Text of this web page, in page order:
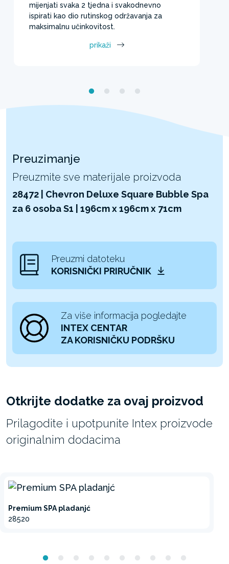
mijenjati svaka 2 tjedna i svakodnevno
ispirati kao dio rutinskog održavanja za
maksimalnu učinkovitost.
prikaži
Preuzimanje
Preuzmite sve materijale proizvoda
28472 | Chevron Deluxe Square Bubble Spa
za 6 osoba S1 | 196cm x 196cm x 71cm
Preuzmi datoteku
KORISNIČKI PRIRUČNIK
Za više informacija pogledajte
INTEX CENTAR
ZA KORISNIČKU PODRŠKU
Otkrijte dodatke za ovaj proizvod
Prilagodite i upotpunite Intex proizvode
originalnim dodacima
Premium SPA pladanjć
28520